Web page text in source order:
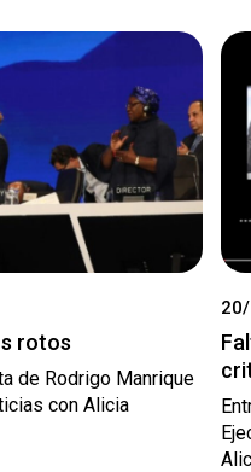
rotos
de Rodrigo Manrique
con Alicia